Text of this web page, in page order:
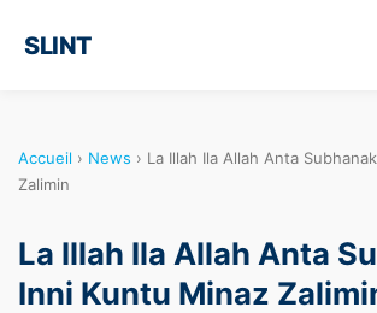
SLINT
Accueil › News › La Illah Ila Allah Anta
Zalimin
La Illah Ila Allah Anta
Inni Kuntu Minaz